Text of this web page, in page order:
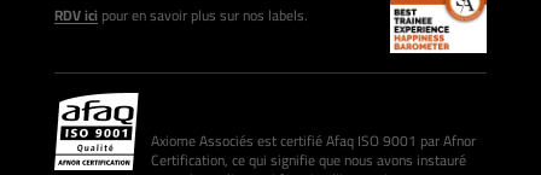
RDV icipour en savoir plus sur nos labels.
Axiome Associés est certifié Afaq ISO 9001 par Afnor
Certification, ce qui signifie que nous avons instauré